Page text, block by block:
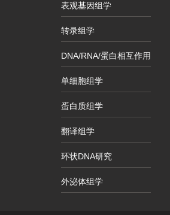
表观基因组学
转录组学
DNA/RNA/蛋白相互作用
单细胞组学
蛋白质组学
翻译组学
环状DNA研究
外泌体组学